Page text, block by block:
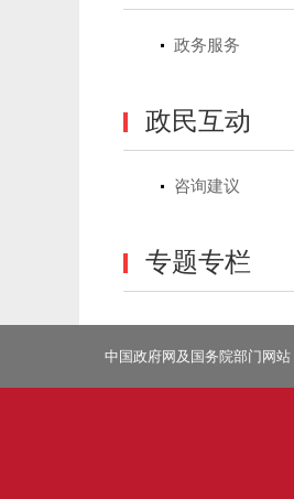
政务服务
政民互动
咨询建议
专题专栏
中国政府网及国务院部门网站